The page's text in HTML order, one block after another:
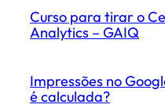
Curso para tirar o
Analytics – GAIQ
Impressões no
é calculada?